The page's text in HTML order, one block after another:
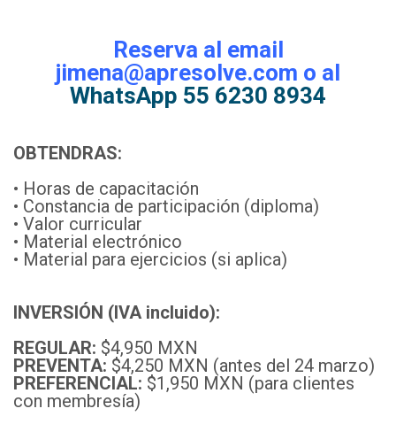
Reserva al email
jimena@apresolve.com o al
WhatsApp 55 6230 8934
OBTENDRAS:
• Horas de capacitación
• Constancia de participación (diploma)
• Valor curricular
• Material electrónico
• Material para ejercicios (si aplica)
INVERSIÓN (IVA incluido):
REGULAR: $4,950 MXN
PREVENTA: $4,250 MXN (antes del 24 marzo)
PREFERENCIAL: $1,950 MXN (para clientes
con membresía)